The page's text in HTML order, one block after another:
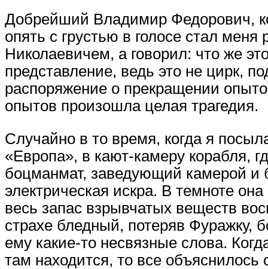
Добрейший Владимир Федорович,
опять с грустью в голосе стал
Николаевичем, а говорил: что же
представление, ведь это не цирк,
распоряжение о прекращении
опытов произошла целая трагедия.
Случайно в то время, когда я
«Европа», в кают-камеру корабля,
боцманмат, заведующий камерой и
электрическая искра. В темноте
весь запас взрывчатых веществ
страхе бледный, потеряв Фуражку,
ему какие-то несвязные слова.
там находится, то все объяснилось